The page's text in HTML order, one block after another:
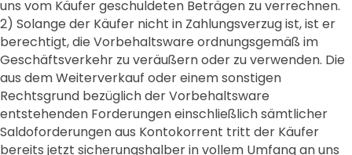
uns vom Käufer geschuldeten Beträgen zu verrechnen.
2) Solange der Käufer nicht in Zahlungsverzug ist, ist er
berechtigt, die Vorbehaltsware ordnungsgemäß im
Geschäftsverkehr zu veräußern oder zu verwenden. Die
aus dem Weiterverkauf oder einem sonstigen
Rechtsgrund bezüglich der Vorbehaltsware
entstehenden Forderungen einschließlich sämtlicher
Saldoforderungen aus Kontokorrent tritt der Käufer
bereits jetzt sicherungshalber in vollem Umfang an uns